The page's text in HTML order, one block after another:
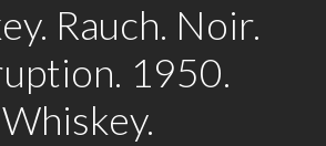
Rauch. Noir.
1950.
Whiskey.